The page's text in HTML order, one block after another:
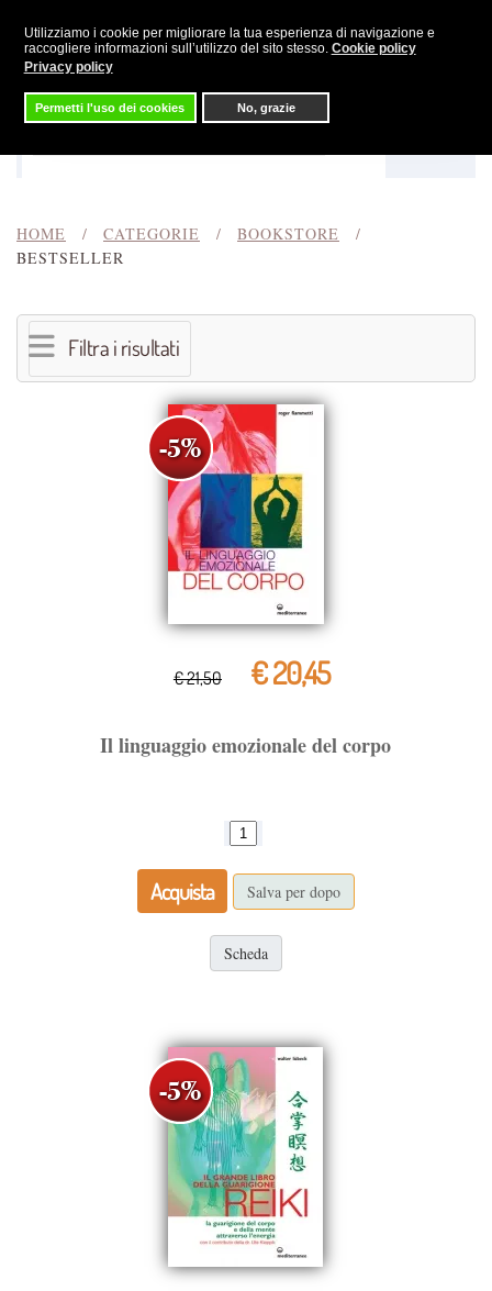
Utilizziamo i cookie per migliorare la tua esperienza di navigazione e
raccogliere informazioni sull’utilizzo del sito stesso. Cookie policy
Privacy policy
Permetti l'uso dei cookies No, grazie
Skip to main content
HOME CATEGORIE
BOOKSTORE
BESTSELLER
Filtra i risultati
€ 21,50 € 20,45
Il linguaggio emozionale del corpo
Acquista Salva per dopo
Scheda